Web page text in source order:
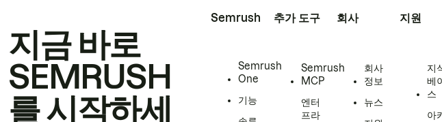
지금 바로
SEMRUSH
를 시작하세
Semrush
Semrush
One
기능
추가 도구
Semrush
MCP
엔터
프라
회사
회사
정보
뉴스
지원
지
베
스
아